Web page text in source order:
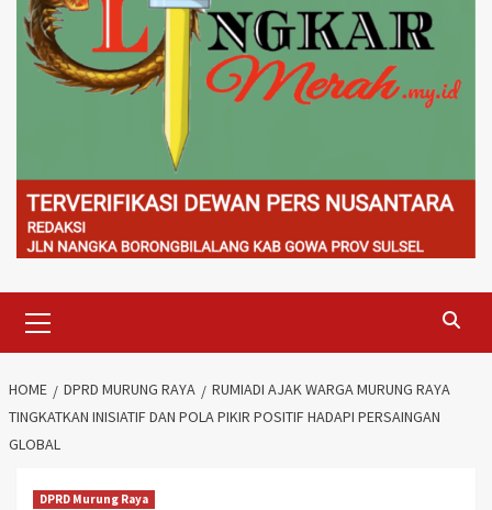
Menu
HOME DPRD MURUNG RAYA
RUMIADI AJAK WARGA MURUNG RAYA
TINGKATKAN INISIATIF DAN POLA PIKIR POSITIF HADAPI PERSAINGAN
GLOBAL
DPRD Murung Raya